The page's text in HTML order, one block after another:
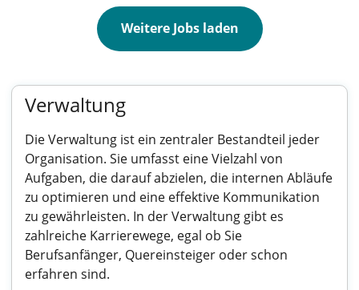
Weitere Jobs laden
Verwaltung
Die Verwaltung ist ein zentraler Bestandteil jeder
Organisation. Sie umfasst eine Vielzahl von
Aufgaben, die darauf abzielen, die internen Abläufe
zu optimieren und eine effektive Kommunikation
zu gewährleisten. In der Verwaltung gibt es
zahlreiche Karrierewege, egal ob Sie
Berufsanfänger, Quereinsteiger oder schon
erfahren sind.